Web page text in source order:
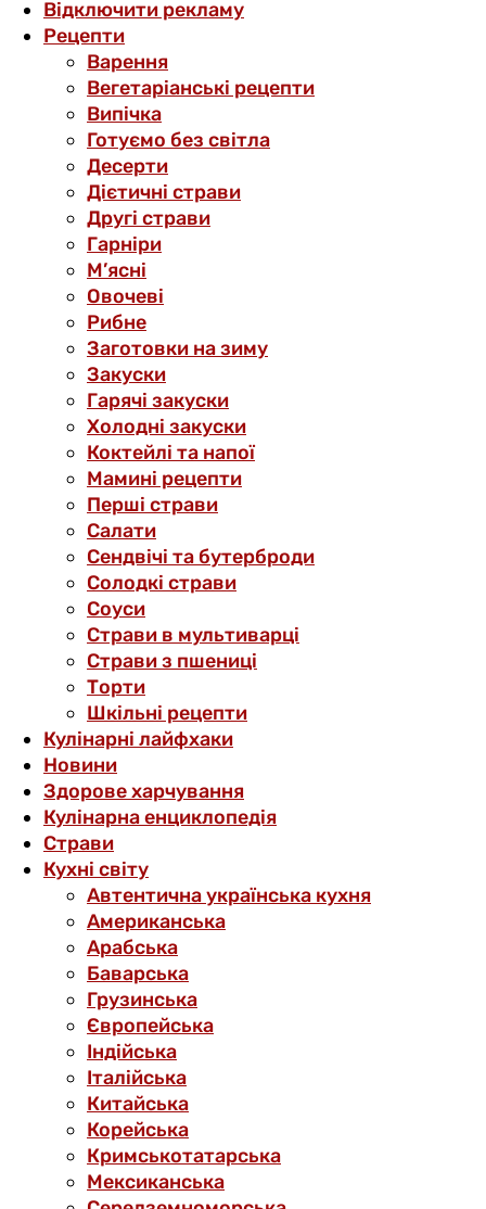
Відключити рекламу
Рецепти
Варення
Вегетаріанські рецепти
Випічка
Готуємо без світла
Десерти
Дієтичні страви
Другі страви
Гарніри
М’ясні
Овочеві
Рибне
Заготовки на зиму
Закуски
Гарячі закуски
Холодні закуски
Коктейлі та напої
Мамині рецепти
Перші страви
Салати
Сендвічі та бутерброди
Солодкі страви
Соуси
Страви в мультиварці
Страви з пшениці
Торти
Шкільні рецепти
Кулінарні лайфхаки
Новини
Здорове харчування
Кулінарна енциклопедія
Страви
Кухні світу
Автентична українська кухня
Американська
Арабська
Баварська
Грузинська
Європейська
Індійська
Італійська
Китайська
Корейська
Кримськотатарська
Мексиканська